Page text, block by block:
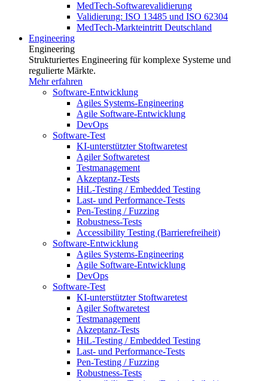
MedTech-Softwarevalidierung
Validierung: ISO 13485 und ISO 62304
MedTech-Markteintritt Deutschland
Engineering
Engineering
Strukturiertes Engineering für komplexe Systeme und
regulierte Märkte.
Mehr erfahren
Software-Entwicklung
Agiles Systems-Engineering
Agile Software-Entwicklung
DevOps
Software-Test
KI-unterstützter Stoftwaretest
Agiler Softwaretest
Testmanagement
Akzeptanz-Tests
HiL-Testing / Embedded Testing
Last- und Performance-Tests
Pen-Testing / Fuzzing
Robustness-Tests
Accessibility Testing (Barrierefreiheit)
Software-Entwicklung
Agiles Systems-Engineering
Agile Software-Entwicklung
DevOps
Software-Test
KI-unterstützter Stoftwaretest
Agiler Softwaretest
Testmanagement
Akzeptanz-Tests
HiL-Testing / Embedded Testing
Last- und Performance-Tests
Pen-Testing / Fuzzing
Robustness-Tests